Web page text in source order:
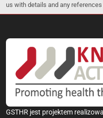
us with details and any
GSTHR jest projektem